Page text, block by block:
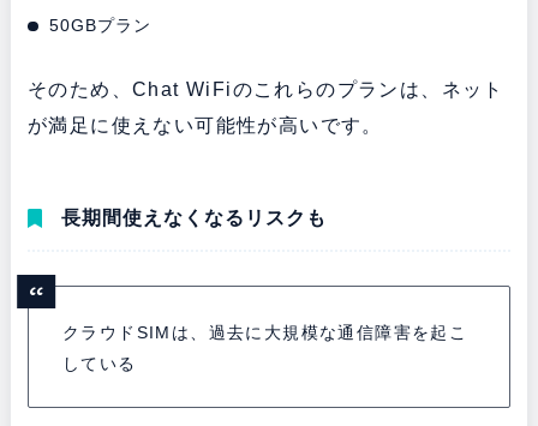
50GBプラン
そのため、Chat WiFiのこれらのプランは、ネット
が満足に使えない可能性が高いです。
長期間使えなくなるリスクも
クラウドSIMは、過去に大規模な通信障害を起こ
している